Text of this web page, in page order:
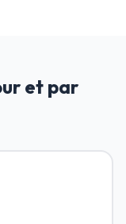
et par